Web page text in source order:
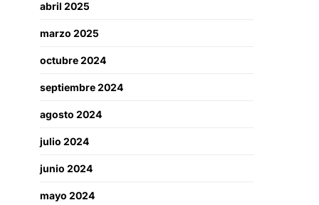
abril 2025
marzo 2025
octubre 2024
septiembre 2024
agosto 2024
julio 2024
junio 2024
mayo 2024